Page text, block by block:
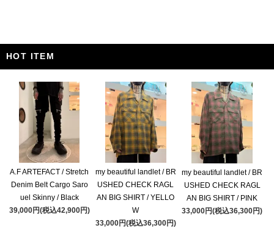
HOT ITEM
A.F ARTEFACT / Stretch
Denim Belt Cargo Saro
uel Skinny / Black
39,000円(税込42,900円)
my beautiful landlet / BR
USHED CHECK RAGL
AN BIG SHIRT / YELLO
W
33,000円(税込36,300円)
my beautiful landlet / BR
USHED CHECK RAGL
AN BIG SHIRT / PINK
33,000円(税込36,300円)